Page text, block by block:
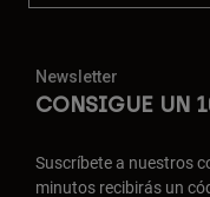
Newsletter
CONSIGUE UN
Suscríbete a nuestros
minutos recibirás un